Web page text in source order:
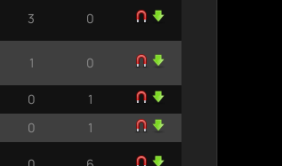
3 0
1 0
0
1
0
1